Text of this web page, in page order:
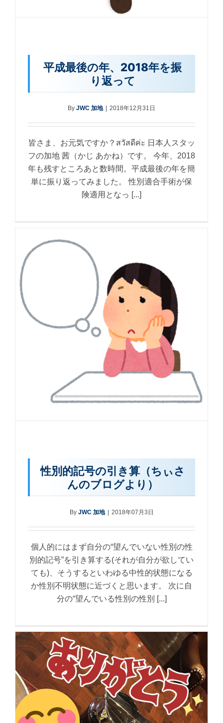
平成最後の年、2018年を振
り返って
By JWC 加地 2018年12月31日
皆さま、お元気ですか？สวัสดีค่ะ 日本人スタッ
フの加地 茜（かじ あかね）です。 今年、2018
年も残すところあと数時間。平成最後の年を簡
単に振り返ってみました。 性別適合手術が保
険適用となっ [...]
性別的記号の引き算（ちぃさ
んのブログより）
By JWC 加地 | 2018年07月3日
個人的にはまず自分の“望んでいない性別の性
別的記号”を引き算する(それが自分が欲してい
ても)、そうするといわゆる中性的状態になる
か性別不明状態に近づくと思います。 次に自
分の“望んでいる性別の性別 [...]